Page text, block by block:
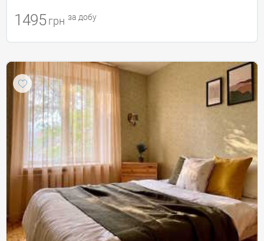
1495 грн за добу